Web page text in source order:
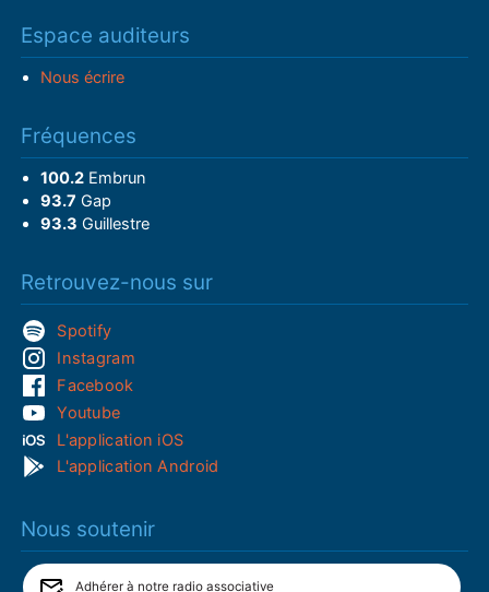
Espace auditeurs
Nous écrire
Fréquences
100.2Embrun
93.7 Gap
93.3 Guillestre
Retrouvez-nous sur
Spotify
Instagram
Facebook
Youtube
L'application iOS
L'application Android
Nous soutenir
Adhérer à notre radio associative